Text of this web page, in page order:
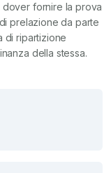
dover fornire la prova
prelazione da parte
di ripartizione
della stessa.